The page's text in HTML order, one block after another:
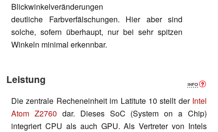
Blickwinkelveränderungen
deutliche Farbverfälschungen. Hier aber sind
solche, sofern überhaupt, nur bei sehr spitzen
Winkeln minimal erkennbar.
Leistung
Die zentrale Recheneinheit im Latitute 10 stellt der Intel
Atom Z2760 dar. Dieses SoC (System on a Chip)
integriert CPU als auch GPU. Als Vertreter von Intels